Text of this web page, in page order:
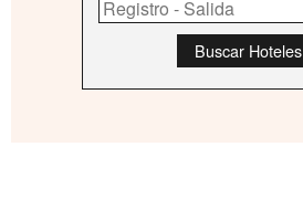
Buscar Hoteles